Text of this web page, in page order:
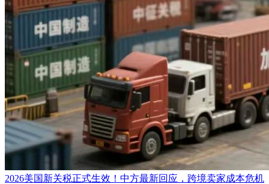
2026美国新关税正式生效！中方最新回应，跨境卖家成本危机